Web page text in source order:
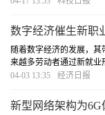
数字经济催生新职
随着数字经济的发展，
来越多劳动者通过新就
的重要力量。如何进一步
04-03 13:35 经济日报
新型网络架构为